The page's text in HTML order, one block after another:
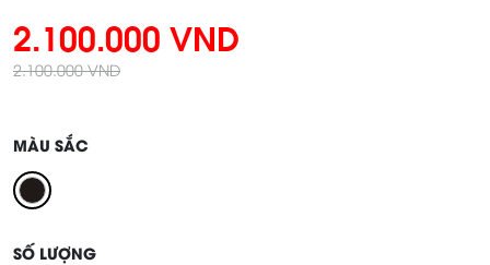
2.100.000 VND
2.100.000 VND
MÀU SẮC
SỐ LƯỢNG